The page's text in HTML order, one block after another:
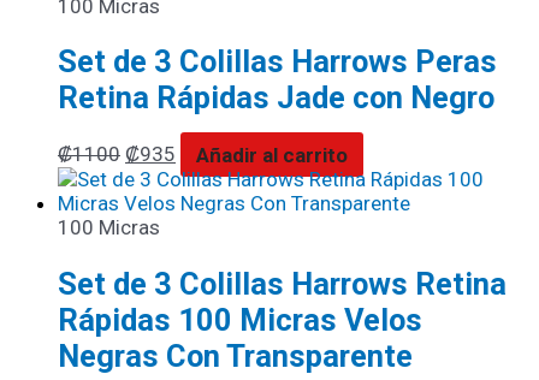
100 Micras
Set de 3 Colillas Harrows Peras
Retina Rápidas Jade con Negro
₡1100 ₡935 Añadir al carrito
100 Micras
Set de 3 Colillas Harrows Retina
Rápidas 100 Micras Velos
Negras Con Transparente